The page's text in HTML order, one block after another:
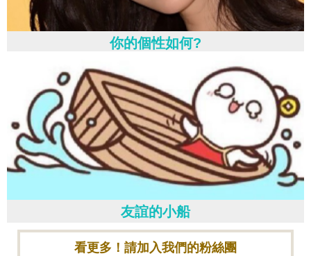
你的個性如何?
友誼的小船
看更多！請加入我們的粉絲團